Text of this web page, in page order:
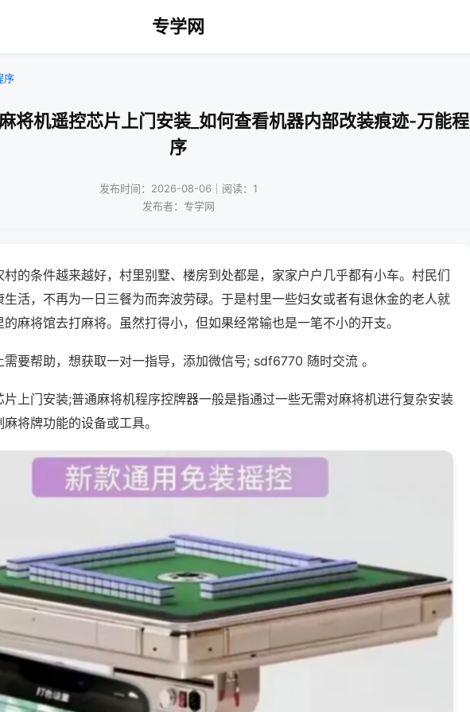
专学网
序
将机遥控芯片上门安装_如何查看机器内部改装痕迹-万能程
序
发布时间：2026-08-06｜阅读：1
发布者：专学网
的条件越来越好，村里别墅、楼房到处都是，家家户户几乎都有小车。村民们
活，不再为一日三餐为而奔波劳碌。于是村里一些妇女或者有退休金的老人就
麻将馆去打麻将。虽然打得小，但如果经常输也是一笔不小的开支。
要帮助，想获取一对一指导，添加微信号; sdf6770 随时交流 。
上门安装;普通麻将机程序控牌器一般是指通过一些无需对麻将机进行复杂安装
将牌功能的设备或工具。